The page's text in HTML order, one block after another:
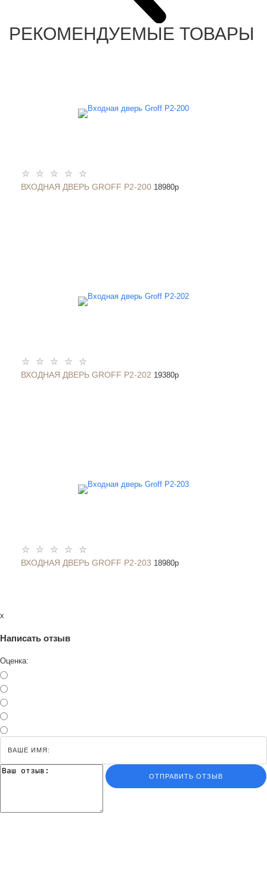
РЕКОМЕНДУЕМЫЕ ТОВАРЫ
ВХОДНАЯ ДВЕРЬ GROFF P2-200 18980p
ВХОДНАЯ ДВЕРЬ GROFF P2-202 19380p
ВХОДНАЯ ДВЕРЬ GROFF P2-203 18980p
x
Написать отзыв
Оценка:
ОТПРАВИТЬ ОТЗЫВ